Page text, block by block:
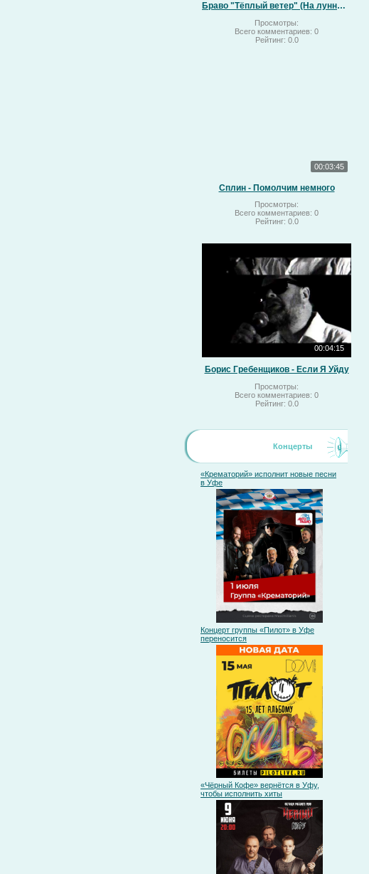
Браво "Тёплый ветер" (На лунный свет)
Просмотры:
Всего комментариев: 0
Рейтинг: 0.0
00:03:45
Сплин - Помолчим немного
Просмотры:
Всего комментариев: 0
Рейтинг: 0.0
00:04:15
Борис Гребенщиков - Если Я Уйду
Просмотры:
Всего комментариев: 0
Рейтинг: 0.0
Концерты
«Крематорий» исполнит новые песни
в Уфе
Концерт группы «Пилот» в Уфе
переносится
«Чёрный Кофе» вернётся в Уфу,
чтобы исполнить хиты